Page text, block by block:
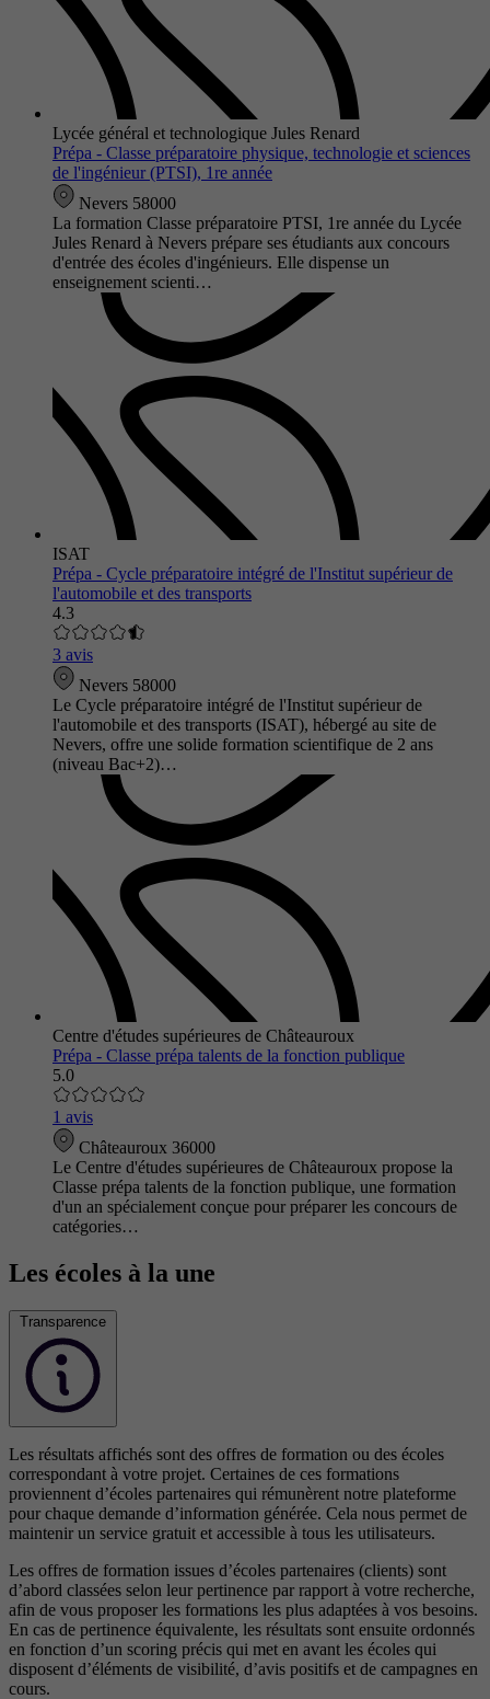
Lycée général et technologique Jules Renard
Prépa - Classe préparatoire physique, technologie et sciences
de l'ingénieur (PTSI), 1re année
Nevers 58000
La formation Classe préparatoire PTSI, 1re année du Lycée
Jules Renard à Nevers prépare ses étudiants aux concours
d'entrée des écoles d'ingénieurs. Elle dispense un
enseignement scienti…
ISAT
Prépa - Cycle préparatoire intégré de l'Institut supérieur de
l'automobile et des transports
4.3
3 avis
Nevers 58000
Le Cycle préparatoire intégré de l'Institut supérieur de
l'automobile et des transports (ISAT), hébergé au site de
Nevers, offre une solide formation scientifique de 2 ans
(niveau Bac+2)…
Centre d'études supérieures de Châteauroux
Prépa - Classe prépa talents de la fonction publique
5.0
1 avis
Châteauroux 36000
Le Centre d'études supérieures de Châteauroux propose la
Classe prépa talents de la fonction publique, une formation
d'un an spécialement conçue pour préparer les concours de
catégories…
Les écoles à la une
Transparence
Les résultats affichés sont des offres de formation ou des écoles
correspondant à votre projet. Certaines de ces formations
proviennent d’écoles partenaires qui rémunèrent notre plateforme
pour chaque demande d’information générée. Cela nous permet de
maintenir un service gratuit et accessible à tous les utilisateurs.
Les offres de formation issues d’écoles partenaires (clients) sont
d’abord classées selon leur pertinence par rapport à votre recherche,
afin de vous proposer les formations les plus adaptées à vos besoins.
En cas de pertinence équivalente, les résultats sont ensuite ordonnés
en fonction d’un scoring précis qui met en avant les écoles qui
disposent d’éléments de visibilité, d’avis positifs et de campagnes en
cours.